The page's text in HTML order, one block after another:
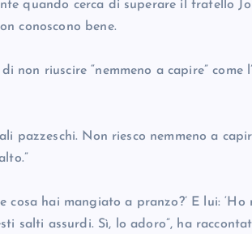
quando cerca di superare il fratello
conoscono bene.
non riuscire “nemmeno a capire”
pazzeschi. Non riesco nemmeno a
cosa hai mangiato a pranzo?’ E lui:
salti assurdi. Sì, lo adoro”, ha